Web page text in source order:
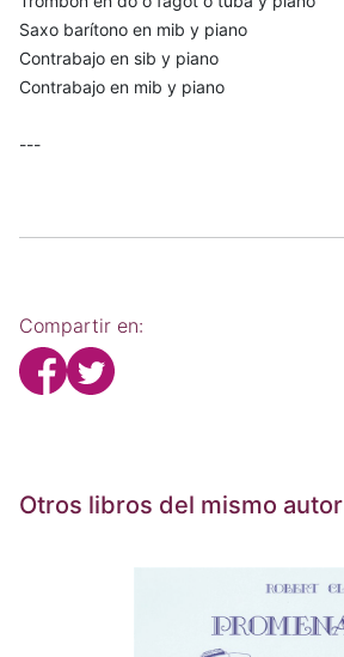
Saxo barítono en mib y piano
Contrabajo en sib y piano
Contrabajo en mib y piano
---
Compartir en:
Otros libros del mismo autor